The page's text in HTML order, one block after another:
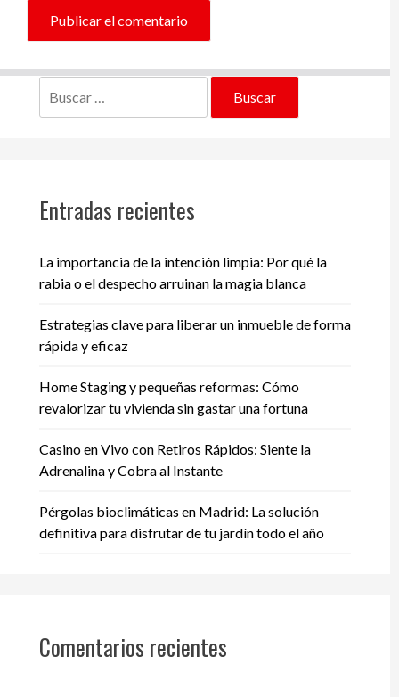
Entradas recientes
La importancia de la intención limpia: Por qué la
rabia o el despecho arruinan la magia blanca
Estrategias clave para liberar un inmueble de forma
rápida y eficaz
Home Staging y pequeñas reformas: Cómo
revalorizar tu vivienda sin gastar una fortuna
Casino en Vivo con Retiros Rápidos: Siente la
Adrenalina y Cobra al Instante
Pérgolas bioclimáticas en Madrid: La solución
definitiva para disfrutar de tu jardín todo el año
Comentarios recientes